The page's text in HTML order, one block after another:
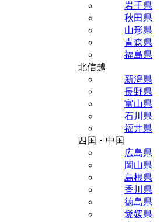
岩手県
秋田県
山形県
青森県
福島県
北信越
新潟県
長野県
富山県
石川県
福井県
四国・中国
広島県
岡山県
島根県
香川県
徳島県
愛媛県